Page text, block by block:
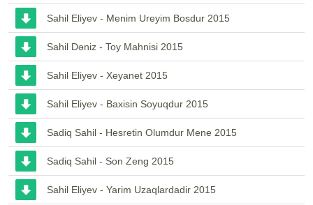
Sahil Eliyev - Menim Ureyim Bosdur 2015
Sahil Dəniz - Toy Mahnisi 2015
Sahil Eliyev - Xeyanet 2015
Sahil Eliyev - Baxisin Soyuqdur 2015
Sadiq Sahil - Hesretin Olumdur Mene 2015
Sadiq Sahil - Son Zeng 2015
Sahil Eliyev - Yarim Uzaqlardadir 2015